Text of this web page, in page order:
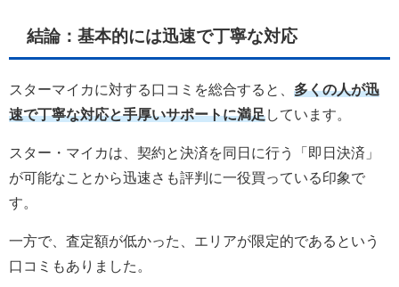
結論：基本的には迅速で丁寧な対応
スターマイカに対する口コミを総合すると、 多くの人が迅
速で丁寧な対応と手厚いサポートに満足しています。
スター・マイカは、契約と決済を同日に行う「即日決済」
が可能なことから迅速さも評判に一役買っている印象で
す。
一方で、査定額が低かった、エリアが限定的であるという
口コミもありました。